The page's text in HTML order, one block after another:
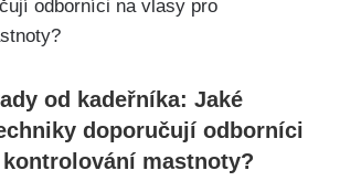
od kadeřníka: Jaké
doporučují odborníci
mastnoty?